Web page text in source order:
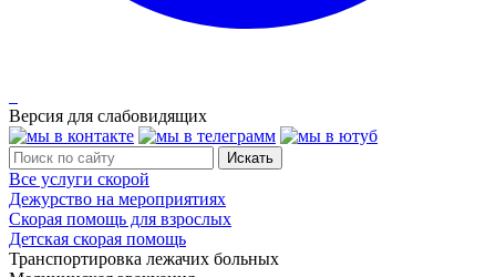
Версия для слабовидящих
Все услуги скорой
Дежурство на мероприятиях
Скорая помощь для взрослых
Детская скорая помощь
Транспортировка лежачих больных